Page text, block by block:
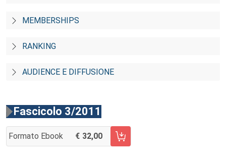
MEMBERSHIPS
RANKING
AUDIENCE E DIFFUSIONE
Fascicolo 3/2011
Formato Ebook 32,00
AGGIUNGI AL CARRELLO FASCICOLO 3/2011